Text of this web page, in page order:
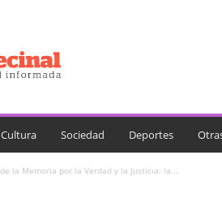
Cultura Sociedad Deportes
la Memoria por la Verdad y la Justicia: la...